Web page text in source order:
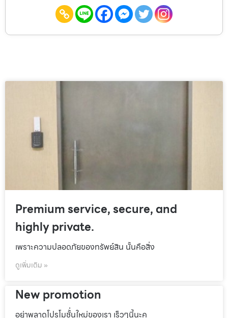
Premium service, secure, and
highly private.
เพราะความปลอดภัยของทรัพย์สิน นั้นคือสิ่ง
ดูเพิ่มเติม »
New promotion
อย่าพลาดโปรโมชั้่นใหม่ของเรา เร็วๆนี้นะค